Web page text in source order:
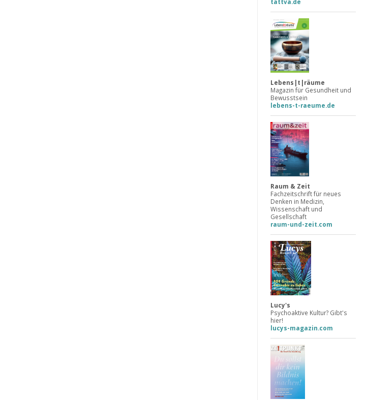
Lebens|t|räume
Magazin für Gesundheit und
Bewusstsein
lebens-t-raeume.de
Raum & Zeit
Fachzeitschrift für neues
Denken in Medizin,
Wissenschaft und
Gesellschaft
raum-und-zeit.com
Lucy's
Psychoaktive Kultur? Gibt's
hier!
lucys-magazin.com